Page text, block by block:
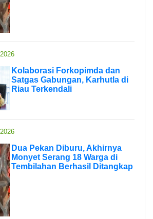
Kolaborasi Forkopimda dan
Satgas Gabungan, Karhutla di
Riau Terkendali
Dua Pekan Diburu, Akhirnya
Monyet Serang 18 Warga di
Tembilahan Berhasil Ditangkap